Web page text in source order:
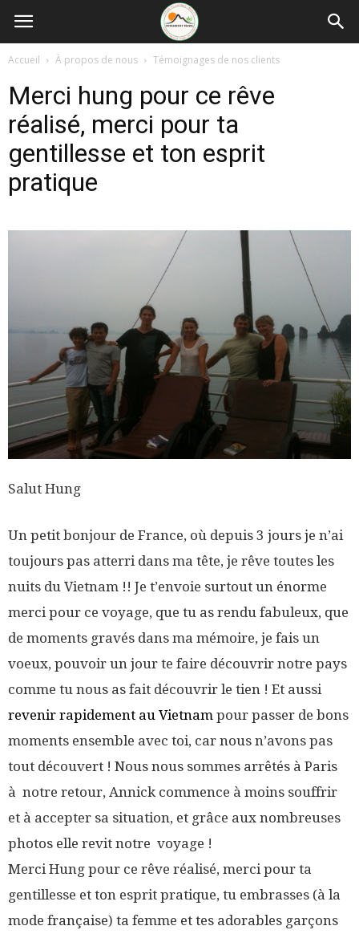
Accueil À propos de nous Témoignages de nos clients
Merci hung pour ce rêve
réalisé, merci pour ta
gentillesse et ton esprit
pratique
Salut Hung
Un petit bonjour de France, où depuis 3 jours je n’ai
toujours pas atterri dans ma tête, je rêve toutes les
nuits du Vietnam !! Je t’envoie surtout un énorme
merci pour ce voyage, que tu as rendu fabuleux, que
de moments gravés dans ma mémoire, je fais un
voeux, pouvoir un jour te faire découvrir notre pays
comme tu nous as fait découvrir le tien ! Et aussi
revenir rapidement au Vietnam pour passer de bons
moments ensemble avec toi, car nous n’avons pas
tout découvert ! Nous nous sommes arrêtés à Paris
à notre retour, Annick commence à moins souffrir
et à accepter sa situation, et grâce aux nombreuses
photos elle revit notre voyage !
Merci Hung pour ce rêve réalisé, merci pour ta
gentillesse et ton esprit pratique, tu embrasses (à la
mode française) ta femme et tes adorables garçons